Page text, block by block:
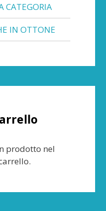
CATEGORIA
IN OTTONE
prodotto nel